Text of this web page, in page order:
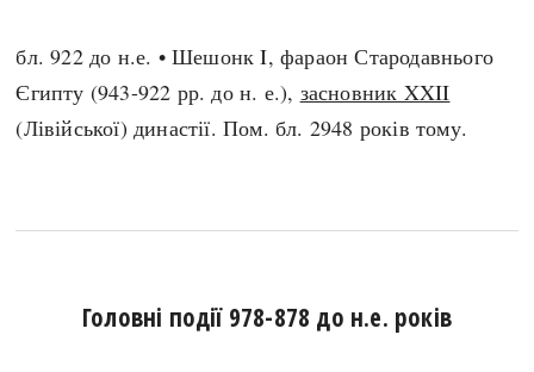
бл. 922 до н.е. • Шешонк I, фараон Стародавнього
Єгипту (943-922 рр. до н. е.), засновник XXII
(Лівійської) династії. Пом. бл. 2948 років тому.
Головні події 978-878 до н.е. років